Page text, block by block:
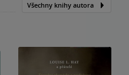
Všechny knihy autora